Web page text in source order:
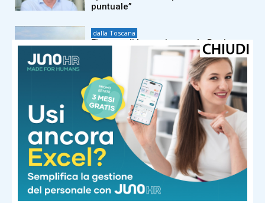
puntuale”
dalla Toscana
Fiamme di bosco in tutta la Regione,
superlavoro per l’Aib
dalla Toscana
Conte in commissione Covid:
“Scavate pure, non troverete niente
di illecito su di me. Meloni mi diede
del criminale”
dalla Toscana
La composizione dei gironi di Serie D:
tutti i derby regionali del Girone E e le
avversarie di Pistoiese e Pontedera